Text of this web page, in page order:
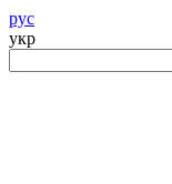
рус
укр